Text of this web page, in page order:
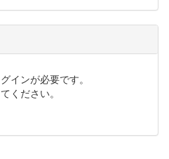
インが必要です。
ください。